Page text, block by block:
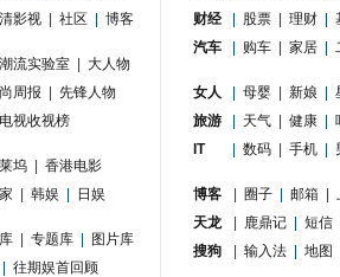
影视 社区 博客
潮流实验室
大人物
周报
先锋人物
电视收视榜
坞
香港电影
韩娱 日娱
专题库
图片库
往期娱首回顾
财经
股票 理财
汽车
购车 家居
女人 母婴 新娘
旅游
天气 健康
IT
数码 手机
博客 圈子 邮箱
天龙
鹿鼎记
短信
搜狗
输入法 地图